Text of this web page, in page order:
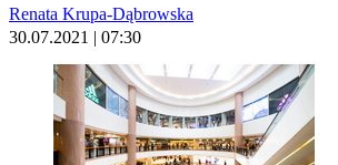
Renata Krupa-Dąbrowska
30.07.2021 | 07:30